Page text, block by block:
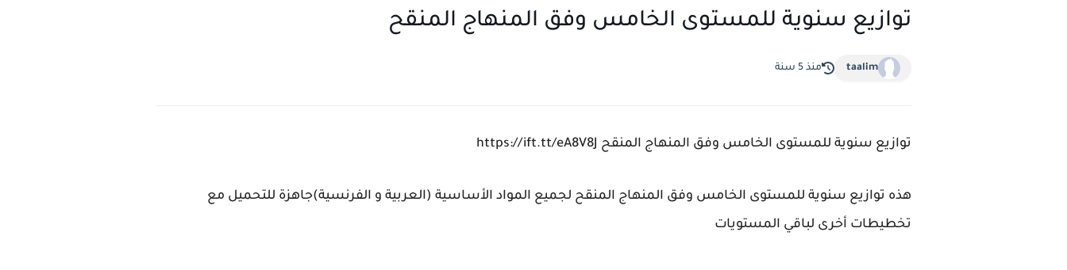
توازيع سنوية للمستوى الخامس وفق المنهاج المنقح
taalim منذ 5 سنة
توازيع سنوية للمستوى الخامس وفق المنهاج المنقح https://ift.tt/eA8V8J
هذه توازيع سنوية للمستوى الخامس وفق المنهاج المنقح لجميع المواد الأساسية (العربية و الفرنسية)جاهزة للتحميل مع
تخطيطات أخرى لباقي المستويات